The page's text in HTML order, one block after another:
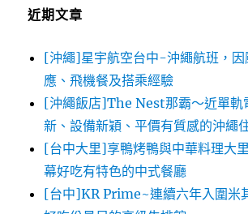
近期文章
[沖繩]星宇航空台中-沖繩航班，因
應、飛機餐及搭乘經驗
[沖繩飯店]The Nest那霸～近單軌
新、設備新穎、平價有質感的沖繩
[台中大里]享鴨烤鴨與中華料理大
幕好吃有特色的中式餐廳
[台中]KR Prime~連續六年入圍米